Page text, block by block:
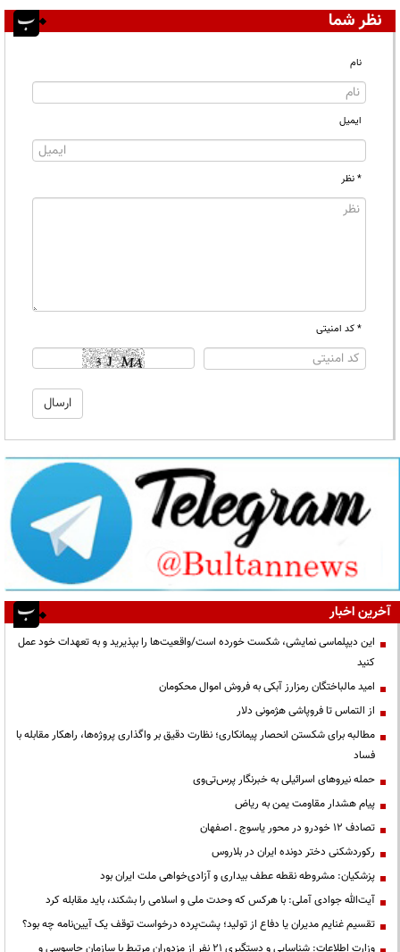
نظر شما
نام
ایمیل
* نظر
* کد امنیتی
آخرین اخبار
این دیپلماسی نمایشی، شکست خورده است/واقعیت‌ها را بپذیرید و به تعهدات خود عمل
کنید
امید مالباختگان رمزارز آبکی به فروش اموال محکومان
از التماس تا فروپاشی هژمونی دلار
مطالبه برای شکستن انحصار پیمانکاری؛ نظارت دقیق بر واگذاری پروژه‌ها، راهکار مقابله با
فساد
حمله نیروهای اسرائیلی به خبرنگار پرس‌تی‌وی
پیام هشدار مقاومت یمن به ریاض
تصادف ۱۲ خودرو در محور یاسوج ـ اصفهان
رکوردشکنی دختر دونده ایران در بلاروس
پزشکیان: مشروطه نقطه عطف بیداری و آزادی‌خواهی ملت ایران بود
آیت‌الله جوادی آملی: با هرکس که وحدت ملی و اسلامی را بشکند، باید مقابله کرد
تقسیم غنایم مدیران یا دفاع از تولید؛ پشت‌پرده درخواست توقف یک آیین‌نامه چه بود؟
وزارت اطلاعات: شناسایی و دستگیری ۲۱ نفر از مزدوران مرتبط با سازمان جاسوسی و